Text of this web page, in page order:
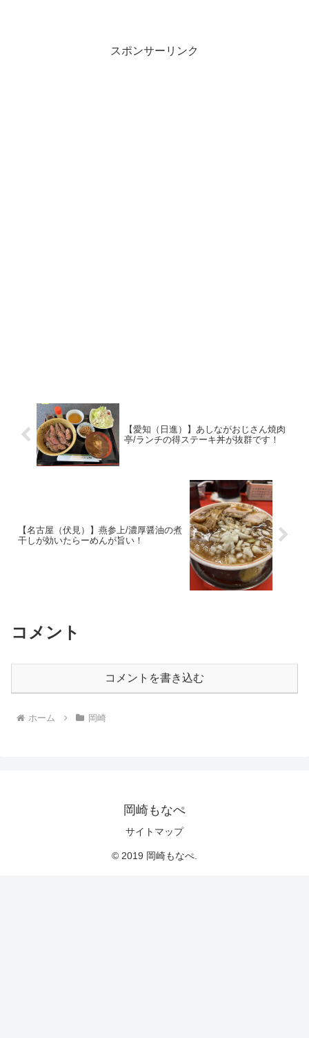
スポンサーリンク
【愛知（日進）】あしながおじさん焼肉
亭/ランチの得ステーキ丼が抜群です！
【名古屋（伏見）】燕参上/濃厚醤油の煮
干しが効いたらーめんが旨い！
コメント
コメントを書き込む
ホーム 岡崎
岡崎もなぺ
サイトマップ
© 2019 岡崎もなぺ.